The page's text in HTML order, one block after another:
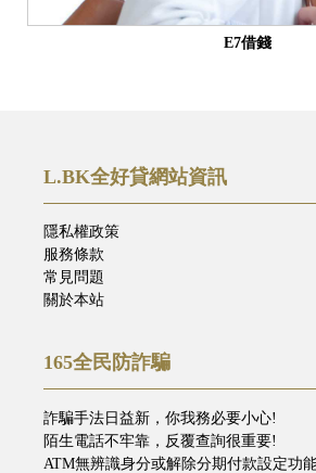
E7借錢
L.BK全好貸網站資訊
隱私權政策
服務條款
常見問題
關於本站
165全民防詐騙
詐騙手法日益新，你我務必要小心!
陌生電話不牢靠，反覆查詢很重要!
ATM無辨識身分或解除分期付款設定功